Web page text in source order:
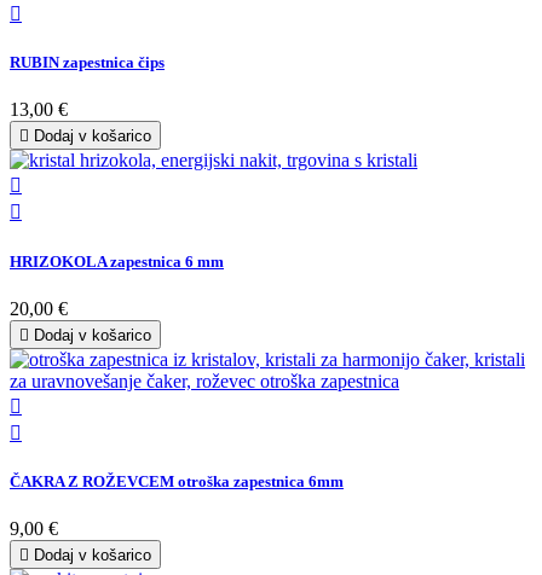

RUBIN zapestnica čips
13,00 €
 Dodaj v košarico


HRIZOKOLA zapestnica 6 mm
20,00 €
 Dodaj v košarico


ČAKRA Z ROŽEVCEM otroška zapestnica 6mm
9,00 €
 Dodaj v košarico